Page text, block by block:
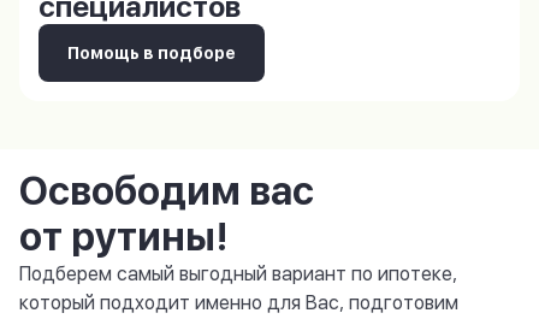
Помощь в подборе
Освободим вас
от рутины!
Подберем самый выгодный вариант по ипотеке,
который подходит именно для Вас, подготовим